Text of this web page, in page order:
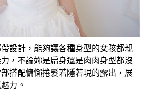
設計，能夠讓各種身型的女孩都親
，不論妳是扁身還是肉肉身型都沒
搭配慵懶捲髮若隱若現的露出，展
力。